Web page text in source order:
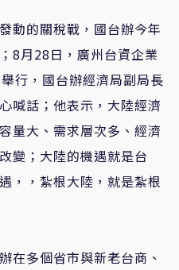
動的關稅戰，國台辦今年
8月28日，廣州台資企業
行，國台辦經濟局副局長
喊話；他表示，大陸經濟
量大、需求層次多、經濟
變；大陸的機遇就是台
，，紮根大陸，就是紮根
在多個省市與新老台商、